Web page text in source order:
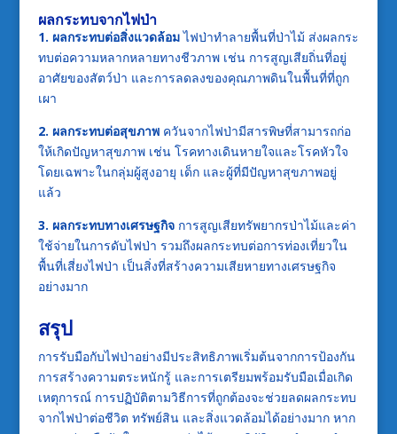
ผลกระทบจากไฟป่า
1. ผลกระทบต่อสิ่งแวดล้อมไฟป่าทำลายพื้นที่ป่าไม้ ส่งผลกระ
ทบต่อความหลากหลายทางชีวภาพ เช่น การสูญเสียถิ่นที่อยู่
อาศัยของสัตว์ป่า และการลดลงของคุณภาพดินในพื้นที่ที่ถูก
เผา
2. ผลกระทบต่อสุขภาพควันจากไฟป่ามีสารพิษที่สามารถก่อ
ให้เกิดปัญหาสุขภาพ เช่น โรคทางเดินหายใจและโรคหัวใจ
โดยเฉพาะในกลุ่มผู้สูงอายุ เด็ก และผู้ที่มีปัญหาสุขภาพอยู่
แล้ว
3. ผลกระทบทางเศรษฐกิจการสูญเสียทรัพยากรป่าไม้และค่า
ใช้จ่ายในการดับไฟป่า รวมถึงผลกระทบต่อการท่องเที่ยวใน
พื้นที่เสี่ยงไฟป่า เป็นสิ่งที่สร้างความเสียหายทางเศรษฐกิจ
อย่างมาก
สรุป
การรับมือกับไฟป่าอย่างมีประสิทธิภาพเริ่มต้นจากการป้องกัน
การสร้างความตระหนักรู้ และการเตรียมพร้อมรับมือเมื่อเกิด
เหตุการณ์ การปฏิบัติตามวิธีการที่ถูกต้องจะช่วยลดผลกระทบ
จากไฟป่าต่อชีวิต ทรัพย์สิน และสิ่งแวดล้อมได้อย่างมาก หาก